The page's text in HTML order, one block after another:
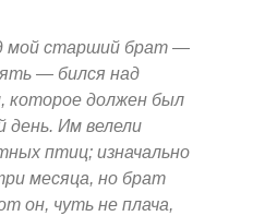
мой старший брат —
— бился над
которое должен был
день. Им велели
птиц; изначально
месяца, но брат
он, чуть не плача,